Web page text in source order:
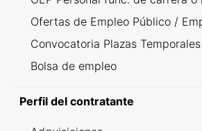
Ofertas de Empleo Público /
Convocatoria Plazas Temporales
Bolsa de empleo
Perfil del contratante